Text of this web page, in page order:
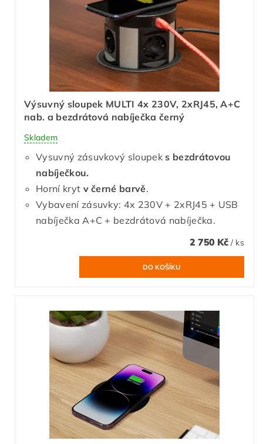
Výsuvný sloupek MULTI 4x 230V, 2xRJ45, A+C
nab. a bezdrátová nabíječka černý
Skladem
Vysuvný zásuvkový sloupeks bezdrátovou
nabíječkou.
Horní kryt v černé barvě.
Vybavení zásuvky: 4x 230V + 2xRJ45 + USB
nabíječka A+C + bezdrátová nabíječka.
2 750 Kč / ks